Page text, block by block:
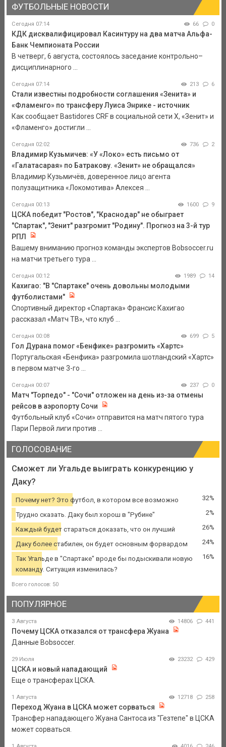
ФУТБОЛЬНЫЕ НОВОСТИ
Сегодня 07:14 66 0
КДК дисквалифицировал Касинтуру на два матча Альфа-
Банк Чемпионата России
В четверг, 6 августа, состоялось заседание контрольно–
дисциплинарного ...
Сегодня 07:14 213 6
Стали известны подробности соглашения «Зенита» и
«Фламенго» по трансферу Луиса Энрике - источник
Как сообщает Bastidores CRF в социальной сети Х, «Зенит» и
«Фламенго» достигли ...
Сегодня 02:02 736 2
Владимир Кузьмичев: «У «Локо» есть письмо от
«Галатасарая» по Батракову. «Зенит» не обращался»
Владимир Кузьмичёв, доверенное лицо агента
полузащитника «Локомотива» Алексея ...
Сегодня 00:13 1600 9
ЦСКА победит "Ростов", "Краснодар" не обыграет
"Спартак", "Зенит" разгромит "Родину". Прогноз на 3-й тур
РПЛ
Вашему вниманию прогноз команды экспертов Bobsoccer.ru
на матчи третьего тура ...
Сегодня 00:12 1989 14
Кахигао: "В "Спартаке" очень довольны молодыми
футболистами"
Спортивный директор «Спартака» Франсис Кахигао
рассказал «Матч ТВ», что клуб ...
Сегодня 00:08 699 5
Гол Дурана помог «Бенфике» разгромить «Хартс»
Португальская «Бенфика» разгромила шотландский «Хартс»
в первом матче 3-го ...
Сегодня 00:07 237 0
Матч "Торпедо" - "Сочи" отложен на день из-за отмены
рейсов в аэропорту Сочи
Футбольный клуб «Сочи» отправится на матч пятого тура
Пари Первой лиги против ...
ГОЛОСОВАНИЕ
Сможет ли Угальде выиграть конкуренцию у
Даку?
Почему нет? Это футбол, в котором все возможно 32%
Трудно сказать. Даку был хорош в "Рубине" 2%
Каждый будет стараться доказать, что он лучший 26%
Даку более стабилен, он будет основным форвардом 24%
Так Угальде в "Спартаке" вроде бы подыскивали новую
команду. Ситуация изменилась?
16%
Всего голосов: 50
ПОПУЛЯРНОЕ
3 Августа 14806 441
Почему ЦСКА отказался от трансфера Жуана
Данные Bobsoccer.
29 Июля 23232 429
ЦСКА и новый нападающий
Еще о трансферах ЦСКА.
1 Августа 12718 258
Переход Жуана в ЦСКА может сорваться
Трансфер нападающего Жуана Сантоса из "Гезтепе" в ЦСКА
может сорваться.